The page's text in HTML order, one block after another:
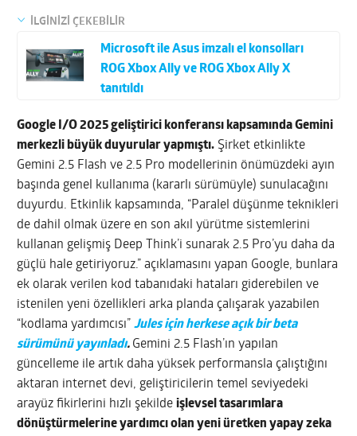
İLGİNİZİ ÇEKEBİLİR
Microsoft ile Asus imzalı el konsolları
ROG Xbox Ally ve ROG Xbox Ally X
tanıtıldı
Google I/O 2025 geliştirici konferansı kapsamında Gemini
merkezli büyük duyurular yapmıştı. Şirket etkinlikte
Gemini 2.5 Flash ve 2.5 Pro modellerinin önümüzdeki ayın
başında genel kullanıma (kararlı sürümüyle) sunulacağını
duyurdu. Etkinlik kapsamında, “Paralel düşünme teknikleri
de dahil olmak üzere en son akıl yürütme sistemlerini
kullanan gelişmiş Deep Think’i sunarak 2.5 Pro’yu daha da
güçlü hale getiriyoruz.” açıklamasını yapan Google, bunlara
ek olarak verilen kod tabanıdaki hataları giderebilen ve
istenilen yeni özellikleri arka planda çalışarak yazabilen
“kodlama yardımcısı”Jules için herkese açık bir beta
sürümünü yayınladı. Gemini 2.5 Flash’ın yapılan
güncelleme ile artık daha yüksek performansla çalıştığını
aktaran internet devi, geliştiricilerin temel seviyedeki
arayüz fikirlerini hızlı şekildeişlevsel tasarımlara
dönüştürmelerine yardımcı olan yeni üretken yapay zeka